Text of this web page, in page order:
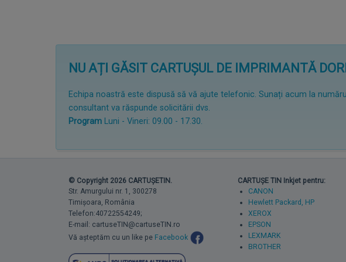
NU AȚI GĂSIT CARTUȘUL DE IMPRIMANTĂ
Echipa noastră este dispusă să vă ajute telefonic. Sunați acum la
consultant va răspunde solicitării dvs.
Program Luni - Vineri: 09.00 - 17.30.
© Copyright 2026 CARTUȘETIN.
Str. Amurgului nr. 1, 300278
Timișoara, România
Telefon:40722554249;
E-mail: cartuseTIN@cartuseTIN.ro
Vă așteptăm cu un like pe Facebook
CARTUȘE TIN Inkjet pentru:
CANON
Hewlett Packard, HP
XEROX
EPSON
LEXMARK
BROTHER